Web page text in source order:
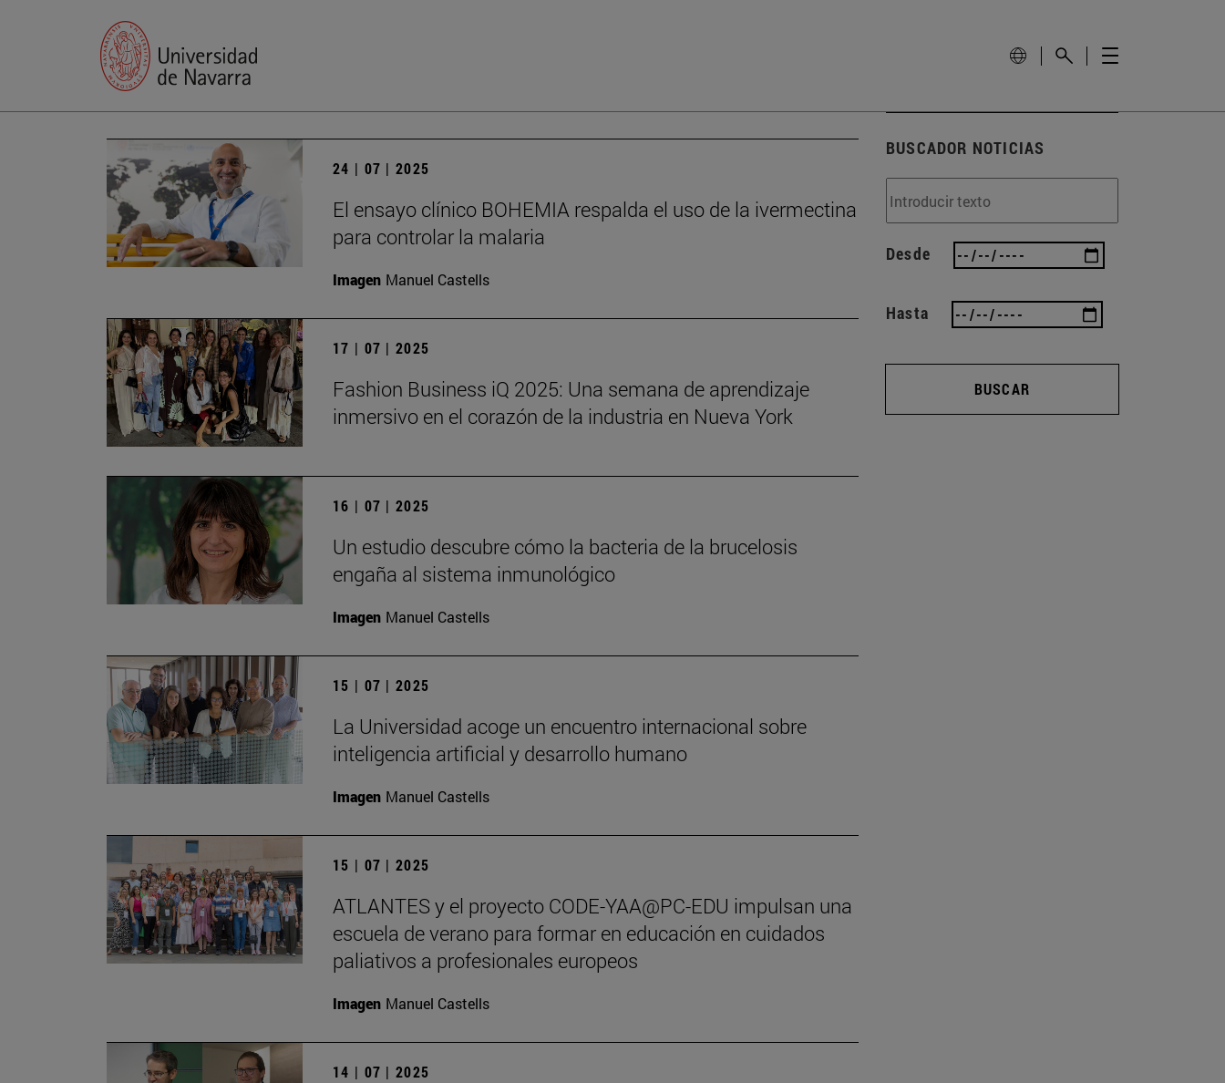
24 | 07 | 2025
El ensayo clínico BOHEMIA respalda el uso de la ivermectina
para controlar la malaria
Imagen Manuel Castells
17 | 07 | 2025
Fashion Business iQ 2025: Una semana de aprendizaje
inmersivo en el corazón de la industria en Nueva York
16 | 07 | 2025
Un estudio descubre cómo la bacteria de la brucelosis
engaña al sistema inmunológico
Imagen Manuel Castells
15 | 07 | 2025
La Universidad acoge un encuentro internacional sobre
inteligencia artificial y desarrollo humano
Imagen Manuel Castells
15 | 07 | 2025
ATLANTES y el proyecto CODE-YAA@PC-EDU impulsan una
escuela de verano para formar en educación en cuidados
paliativos a profesionales europeos
Imagen Manuel Castells
14 | 07 | 2025
BUSCADOR NOTICIAS
Desde
Hasta
BUSCAR